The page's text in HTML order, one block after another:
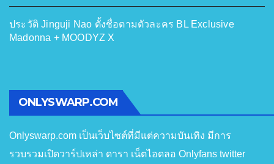
ประวัติ Jinguji Nao ตั้งชื่อตามตัวละคร BL Exclusive
Madonna + MOODYZ X
ONLYSWARP.COM
Onlyswarp.com เป็นเว็บไซต์ที่มีแต่ความบันเทิง มีการ
รวบรวมเปิดวาร์ปเหล่า ดารา เน็ตไอดลอ Onlyfans twitter